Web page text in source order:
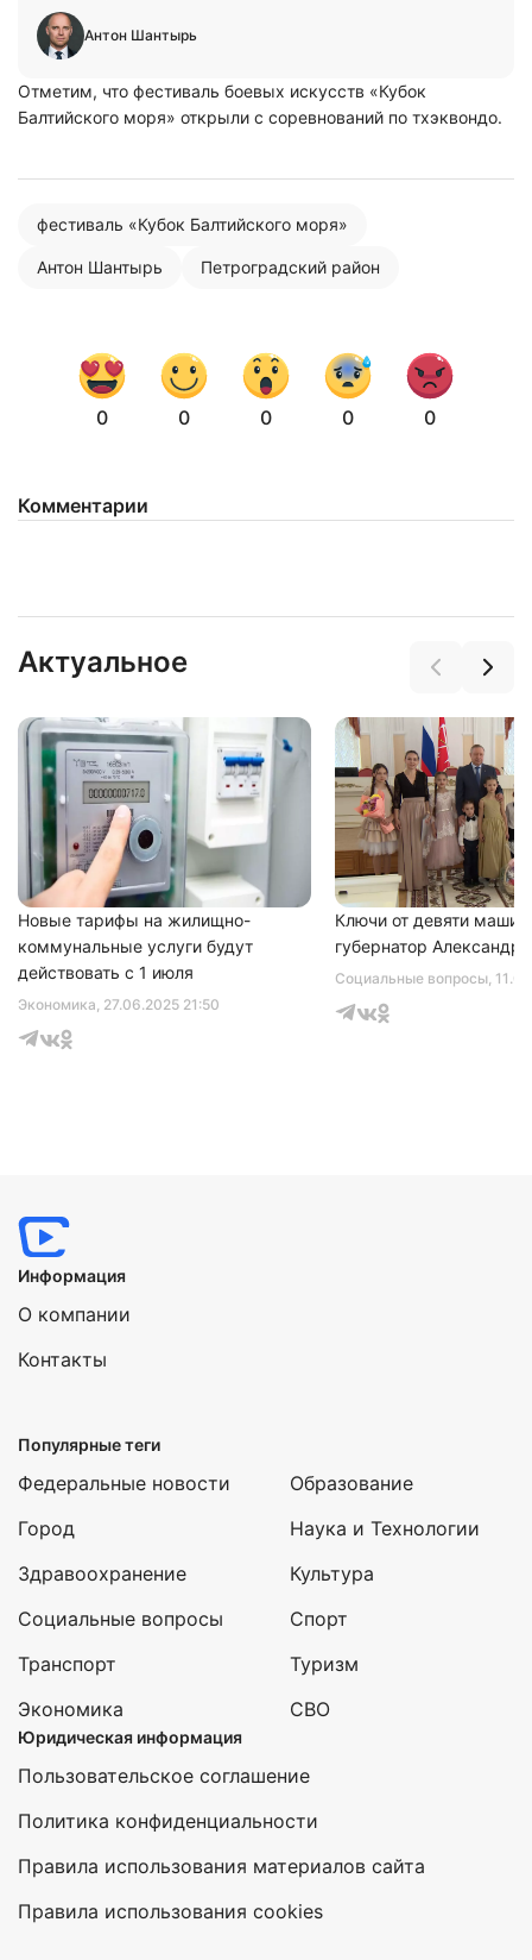
Антон Шантырь
Отметим, что фестиваль боевых искусств «Кубок
Балтийского моря» открыли с соревнований по тхэквондо.
фестиваль «Кубок Балтийского моря»
Антон Шантырь Петроградский район
0 0 0 0 0
Комментарии
Актуальное
Экономика, 27.06.2025 21:50
Новые тарифы на жилищно-
коммунальные услуги будут
действовать с 1 июля
Социальные вопросы,
Ключи от девяти машин
губернатор Александр
Информация
О компании
Контакты
Популярные теги
Федеральные новости
Город
Здравоохранение
Социальные вопросы
Транспорт
Экономика
Образование
Наука и Технологии
Культура
Спорт
Туризм
СВО
Юридическая информация
Пользовательское соглашение
Политика конфиденциальности
Правила использования материалов сайта
Правила использования cookies